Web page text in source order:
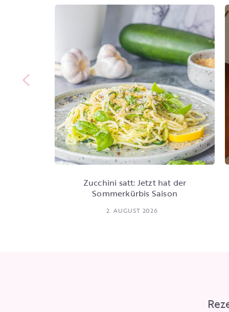
Zucchini satt: Jetzt hat der
Sommerkürbis Saison
2. AUGUST 2026